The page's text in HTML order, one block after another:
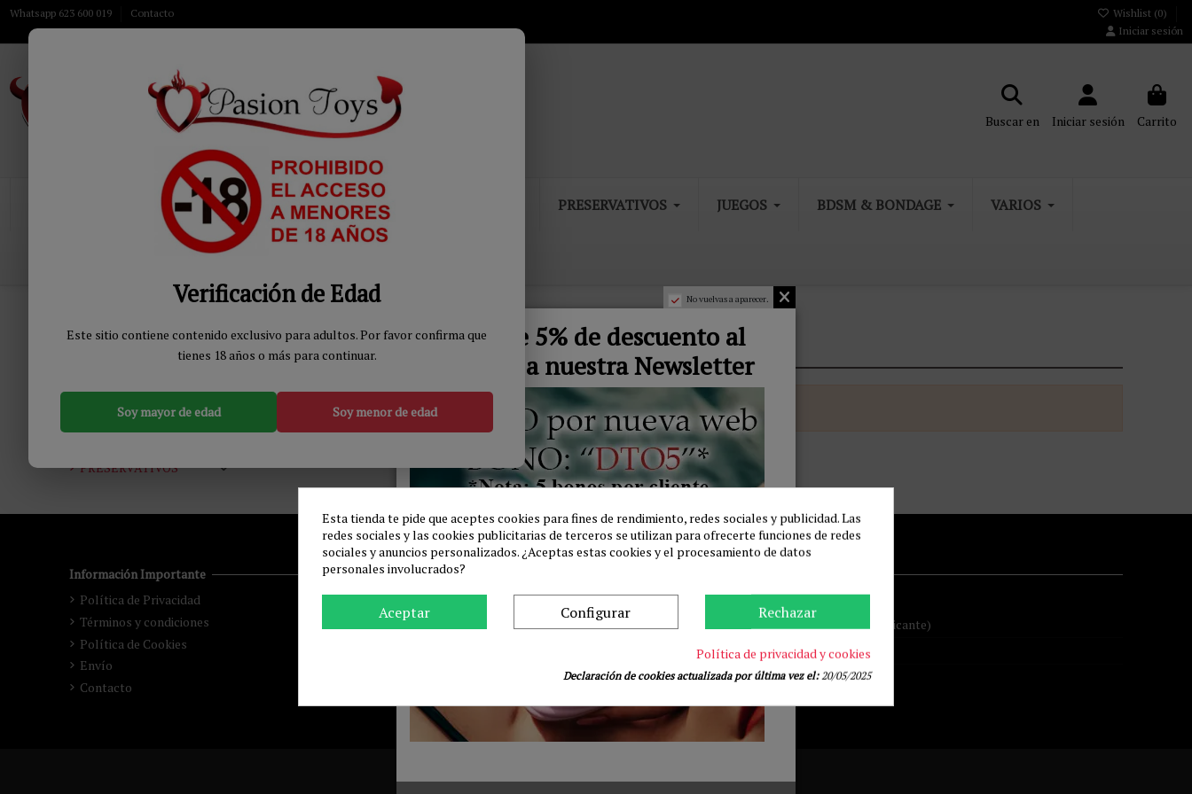
Verificación de Edad
Este sitio contiene contenido exclusivo para adultos. Por favor confirma que
tienes 18 años o más para continuar.
Soy mayor de edad Soy menor de edad
Whatsapp 623 600 019 Contacto Wishlist (0)
Iniciar sesión
Buscar en Iniciar sesión Carrito
JUGUETES MODA & LENCERIA PRESERVATIVOS JUEGOS BDSM & BONDAGE VARIOS
JUGUETES BIENESTAR Dildos sin Vibración Penes Transexuales
Penes Transexuales
No hay productos.
Inicio
JUEGOS
MODA & LENCERÍA
PRESERVATIVOS
Información Importante
Política de Privacidad
Términos y condiciones
Política de Cookies
Envío
Contacto
Pasion Toys
Ronda Vall D'Uxó 125 Nave 29 - 03206 ELCHE (Alicante)
+34 623 600 019
hola@pasiontoys.com
No vuelvas a aparecer.
5 Bonos de 5% de descuento al
apuntarte a nuestra Newsletter
Esta tienda te pide que aceptes cookies para fines de rendimiento, redes sociales y publicidad. Las
redes sociales y las cookies publicitarias de terceros se utilizan para ofrecerte funciones de redes
sociales y anuncios personalizados. ¿Aceptas estas cookies y el procesamiento de datos
personales involucrados?
Aceptar Configurar Rechazar
Política de privacidad y cookies
Declaración de cookies actualizada por última vez el:20/05/2025